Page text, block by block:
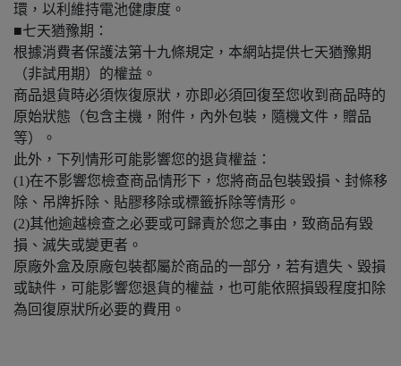
環，以利維持電池健康度。
■七天猶豫期：
根據消費者保護法第十九條規定，本網站提供七天猶豫期
（非試用期）的權益。
商品退貨時必須恢復原狀，亦即必須回復至您收到商品時的
原始狀態（包含主機，附件，內外包裝，隨機文件，贈品
等）。
​此外，下列情形可能影響您的退貨權益：
(1)在不影響您檢查商品情形下，您將商品包裝毀損、封條移
除、吊牌拆除、貼膠移除或標籤拆除等情形。
(2)其他逾越檢查之必要或可歸責於您之事由，致商品有毀
損、滅失或變更者。
原廠外盒及原廠包裝都屬於商品的一部分，若有遺失、毀損
或缺件，可能影響您退貨的權益，也可能依照損毀程度扣除
為回復原狀所必要的費用。